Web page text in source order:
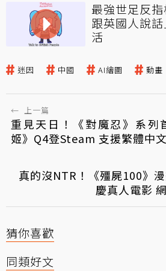
最強世足反
跟英國人說
活
迷因 中國 AI繪圖 動畫
← 上一篇
重見天日！《對魔忍》系列
姬》Q4登Steam 支援繁體中文
真的沒NTR！《殭屍100》
慶真人電影
猜你喜歡
同類好文